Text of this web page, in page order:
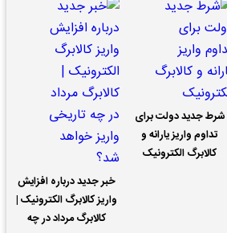
شرط جدید دولت برای
تداوم واریز یارانه و
کالابرگ الکترونیک
خبر جدید درباره افزایش
واریز کالابرگ الکترونیک |
کالابرگ مرداد در چه